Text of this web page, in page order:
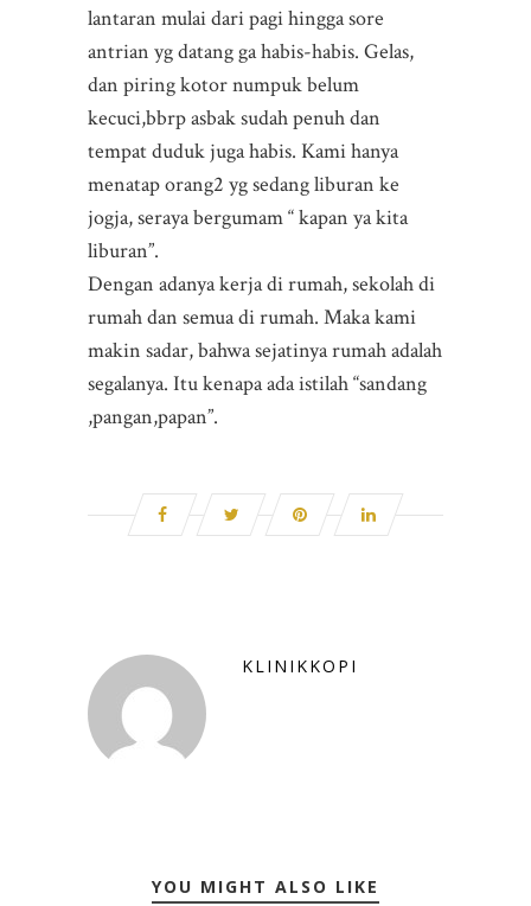
lantaran mulai dari pagi hingga sore
antrian yg datang ga habis-habis. Gelas,
dan piring kotor numpuk belum
kecuci,bbrp asbak sudah penuh dan
tempat duduk juga habis. Kami hanya
menatap orang2 yg sedang liburan ke
jogja, seraya bergumam “ kapan ya kita
liburan”.
Dengan adanya kerja di rumah, sekolah di
rumah dan semua di rumah. Maka kami
makin sadar, bahwa sejatinya rumah adalah
segalanya. Itu kenapa ada istilah “sandang
,pangan,papan”.
KLINIKKOPI
YOU MIGHT ALSO LIKE